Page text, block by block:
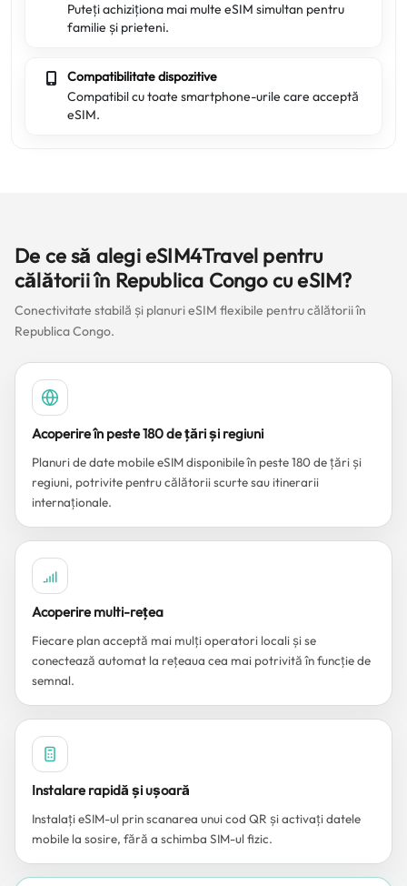
Puteți achiziționa mai multe eSIM simultan pentru
familie și prieteni.
Compatibilitate dispozitive
Compatibil cu toate smartphone-urile care acceptă
eSIM.
De ce să alegi eSIM4Travel pentru
călătorii în Republica Congo cu eSIM?
Conectivitate stabilă și planuri eSIM flexibile pentru călătorii în
Republica Congo.
Acoperire în peste 180 de țări și regiuni
Planuri de date mobile eSIM disponibile în peste 180 de țări și
regiuni, potrivite pentru călătorii scurte sau itinerarii
internaționale.
Acoperire multi-rețea
Fiecare plan acceptă mai mulți operatori locali și se
conectează automat la rețeaua cea mai potrivită în funcție de
semnal.
Instalare rapidă și ușoară
Instalați eSIM-ul prin scanarea unui cod QR și activați datele
mobile la sosire, fără a schimba SIM-ul fizic.